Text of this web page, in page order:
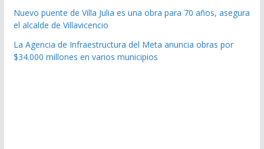
Nuevo puente de Villa Julia es una obra para 70 años, asegura
el alcalde de Villavicencio
La Agencia de Infraestructura del Meta anuncia obras por
$34.000 millones en varios municipios